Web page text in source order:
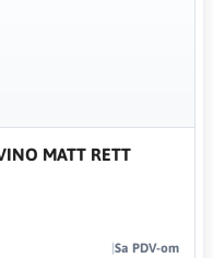
MATT RETT
Sa PDV-om